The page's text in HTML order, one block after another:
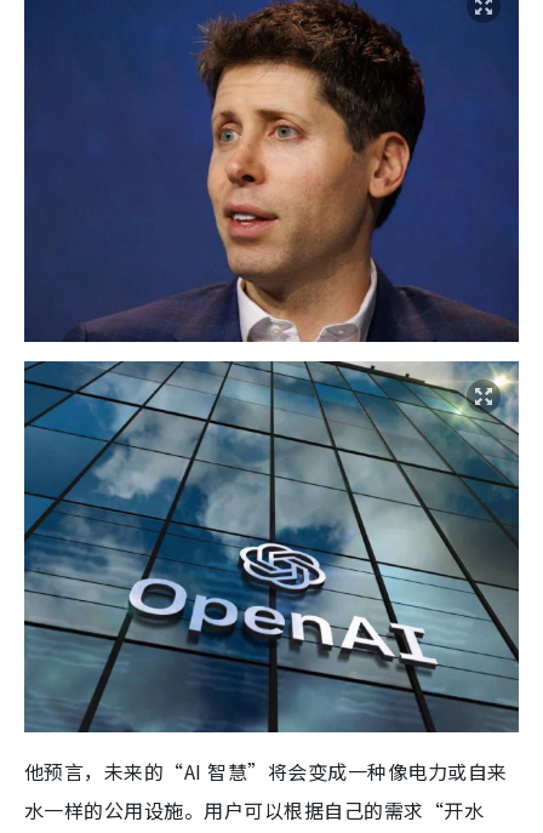
他预言，未来的“AI 智慧”将会变成一种像电力或自来
水一样的公用设施。用户可以根据自己的需求“开水